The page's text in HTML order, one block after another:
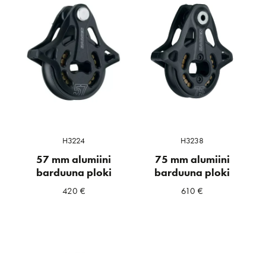
H3224
57 mm alumiini
barduuna ploki
420 €
H3238
75 mm alumiini
barduuna ploki
610€